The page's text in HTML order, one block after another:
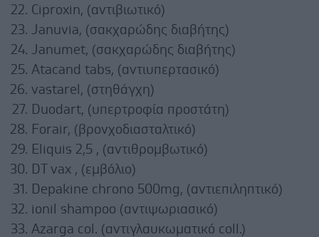
Ciproxin, (αντιβιωτικό)
Januvia, (σακχαρώδης διαβήτης)
Janumet, (σακχαρώδης διαβήτης)
Atacand tabs, (αντιυπερτασικό)
vastarel, (στηθάγχη)
Duodart, (υπερτροφία προστάτη)
Forair, (βρονχοδιασταλτικό)
Eliquis 2,5 , (αντιθρομβωτικό)
DT vax , (εμβόλιο)
Depakine chrono 500mg, (αντιεπιληπτικό)
ionil shampoo (αντιψωριασικό)
Αzarga col. (αντιγλαυκωματικό coll.)